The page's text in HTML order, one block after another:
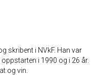
skribent i NVkF. Han var
i 1990 og i 26 år.
og vin.